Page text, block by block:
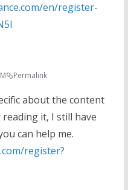
en/register-
Permalink
about the content
it, I still have
can help me.
register?